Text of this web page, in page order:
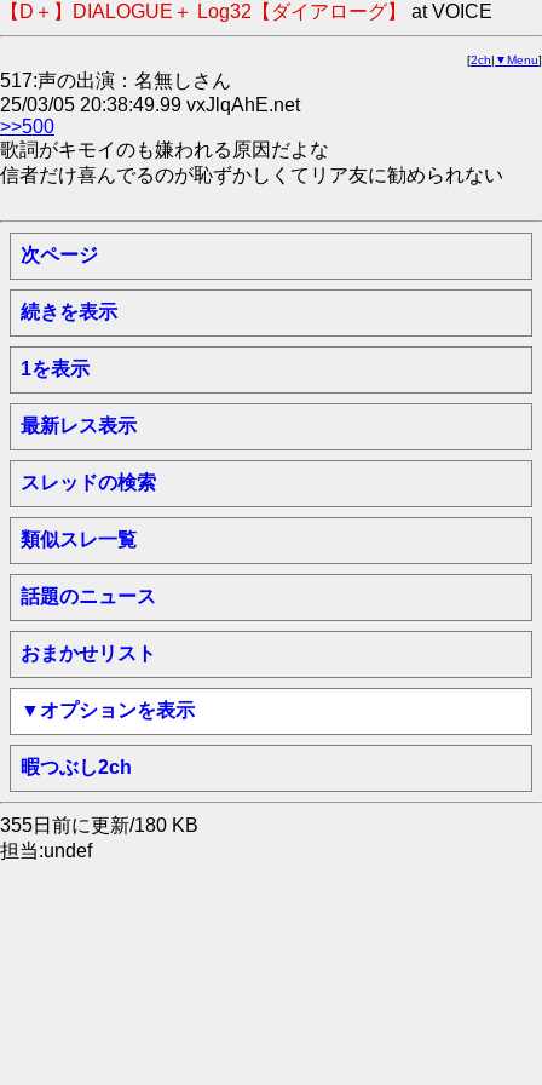
【D＋】DIALOGUE＋ Log32【ダイアローグ】 at VOICE
[2ch| ▼Menu]
517:声の出演：名無しさん
25/03/05 20:38:49.99 vxJlqAhE.net
>>500
歌詞がキモイのも嫌われる原因だよな
信者だけ喜んでるのが恥ずかしくてリア友に勧められない
次ページ
続きを表示
1を表示
最新レス表示
スレッドの検索
類似スレ一覧
話題のニュース
おまかせリスト
▼オプションを表示
暇つぶし2ch
355日前に更新/180 KB
担当:undef